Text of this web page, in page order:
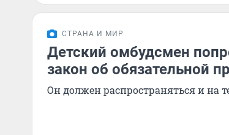
СТРАНА И МИР
Детский омбудсмен
закон об обязательной
Он должен распространяться и на